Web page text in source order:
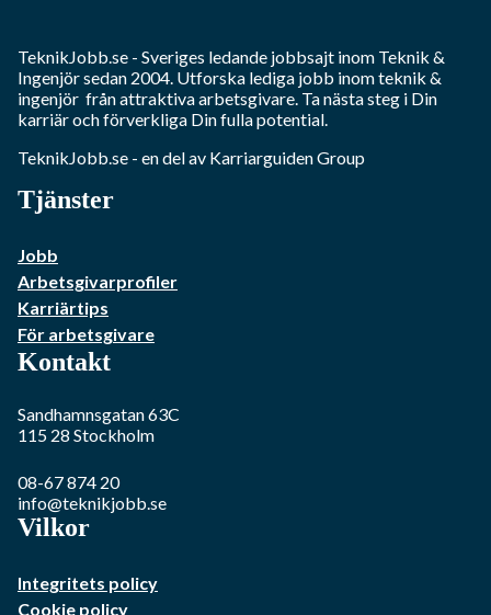
TeknikJobb.se - Sveriges ledande jobbsajt inom Teknik &
Ingenjörsedan 2004. Utforska lediga jobb inomteknik &
ingenjör från attraktiva arbetsgivare. Ta nästa steg i Din
karriär och förverkliga Din fulla potential.
TeknikJobb.se - en del av Karriarguiden Group
Tjänster
Jobb
Arbetsgivarprofiler
Karriärtips
För arbetsgivare
Kontakt
Sandhamnsgatan 63C
115 28 Stockholm
08-67 874 20
info@teknikjobb.se
Vilkor
Integritets policy
Cookie policy